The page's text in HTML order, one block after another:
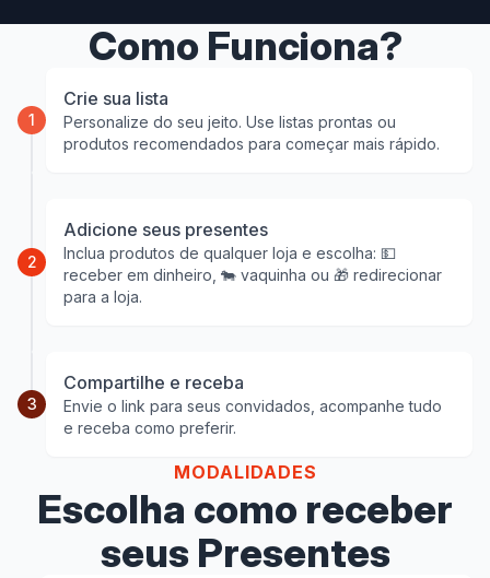
Como Funciona?
1
Crie sua lista
Personalize do seu jeito. Use listas prontas ou
produtos recomendados para começar mais rápido.
2
Adicione seus presentes
Inclua produtos de qualquer loja e escolha: 💵
receber em dinheiro, 🐄 vaquinha ou 🎁 redirecionar
para a loja.
3
Compartilhe e receba
Envie o link para seus convidados, acompanhe tudo
e receba como preferir.
MODALIDADES
Escolha como receber
seus Presentes